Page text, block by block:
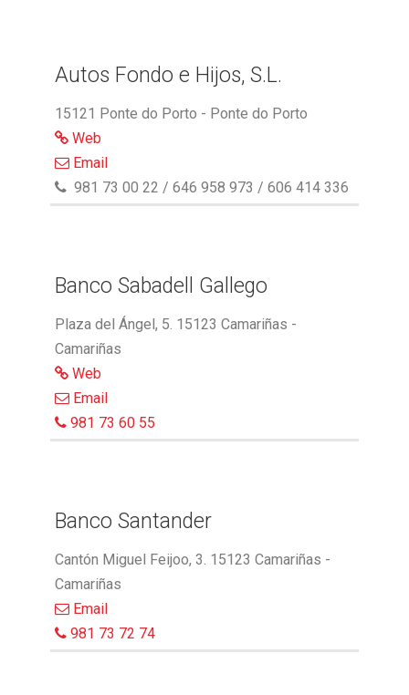
Autos Fondo e Hijos, S.L.
15121 Ponte do Porto - Ponte do Porto
Web
Email
981 73 00 22 / 646 958 973 / 606 414 336
Banco Sabadell Gallego
Plaza del Ángel, 5. 15123 Camariñas -
Camariñas
Web
Email
981 73 60 55
Banco Santander
Cantón Miguel Feijoo, 3. 15123 Camariñas -
Camariñas
Email
981 73 72 74